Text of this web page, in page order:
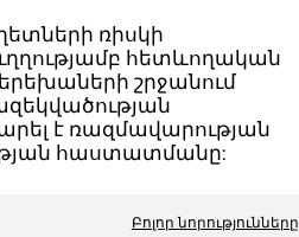
ռիսկի
հետևողական
շրջանում
է ռազմավարության
հաստատմանը:
Բոլոր նորությունները